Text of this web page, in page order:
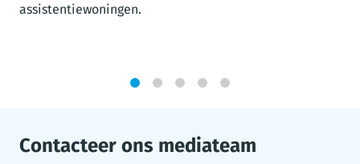
assistentiewoningen.
Contacteer ons mediateam